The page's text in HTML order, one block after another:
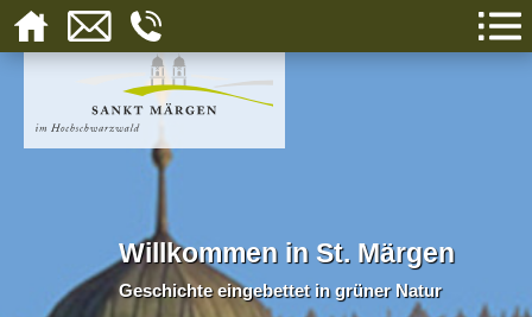
Willkommen in St. Märgen
Geschichte eingebettet in grüner Natur